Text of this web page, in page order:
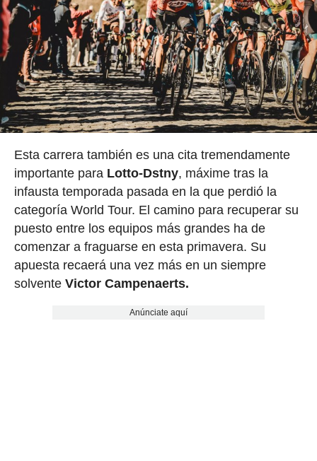
Esta carrera también es una cita tremendamente
importante para Lotto-Dstny, máxime tras la
infausta temporada pasada en la que perdió la
categoría World Tour. El camino para recuperar su
puesto entre los equipos más grandes ha de
comenzar a fraguarse en esta primavera. Su
apuesta recaerá una vez más en un siempre
solvente Victor Campenaerts.
Anúnciate aquí